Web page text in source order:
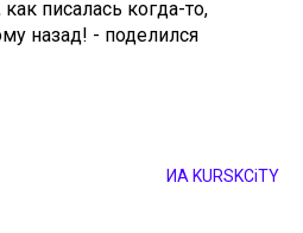
писалась когда-то,
назад! - поделился
ИА KURSKCiTY